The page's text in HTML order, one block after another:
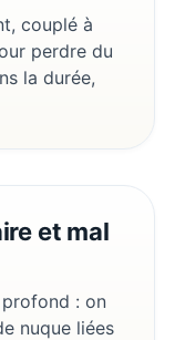
couplé à
perdre du
la durée,
et mal
: on
nuque liées